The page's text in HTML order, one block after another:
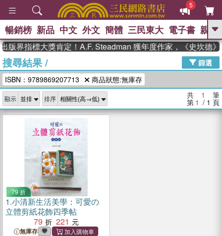
5
GO
高希均教授回憶錄
、 The Odyssey 、 父親節 、 如果歷
史是一群喵 、
獎 臺灣漫遊錄 、 方念華 、 台灣的李
登輝時代
數學女孩：黎曼猜想 、
偉大的迷走神經
暢銷榜 新品 中文 外文 簡體 三民東大 電子書 親子
版界指標大獎肯定！A.F. Steadman 獲年度作家，《史坎德》
搜尋結果/
篩選
ISBN：9789869207713
商品狀態:無庫存
顯示 排序 共 1 筆
第 1 / 1 頁
79 折
1.小清新生活美學：可愛の
立體剪紙花飾四季帖
79
221
無庫存